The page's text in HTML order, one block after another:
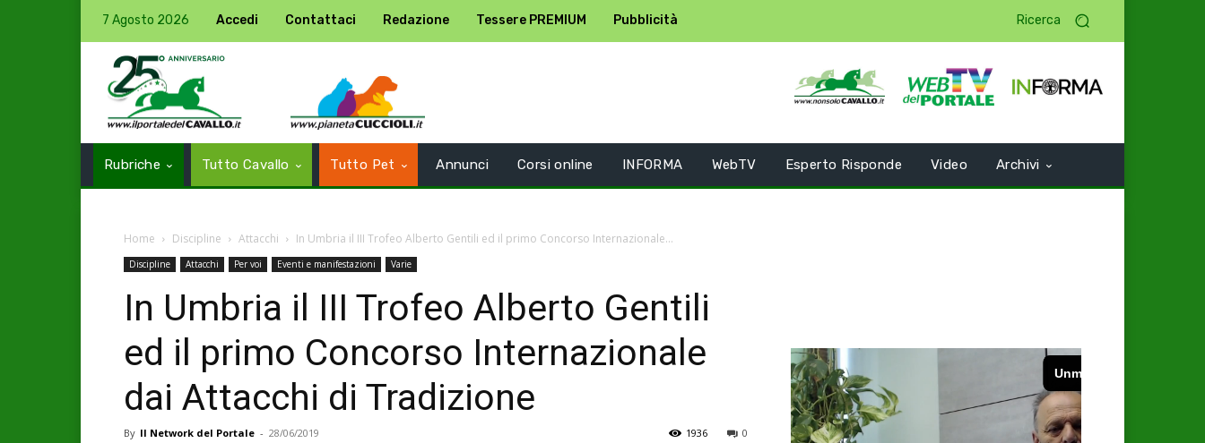
7 Agosto 2026 Accedi Contattaci Redazione Tessere PREMIUM Pubblicità Ricerca
Rubriche Tutto Cavallo Tutto Pet Annunci Corsi online INFORMA WebTV Esperto Risponde Video Archivi
Home Discipline Attacchi In Umbria il III Trofeo Alberto Gentili ed il primo Concorso Internazionale...
Discipline Attacchi Per voi Eventi e manifestazioni Varie
In Umbria il III Trofeo Alberto Gentili
ed il primo Concorso Internazionale
dai Attacchi di Tradizione
By Il Network del Portale - 28/06/2019 0
1936